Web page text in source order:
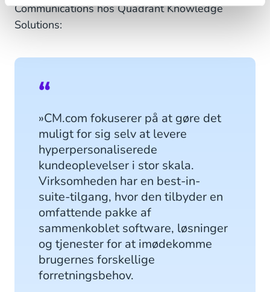
Communications hos Quadrant Knowledge
Solutions:
»CM.com fokuserer på at gøre det
muligt for sig selv at levere
hyperpersonaliserede
kundeoplevelser i stor skala.
Virksomheden har en best-in-
suite-tilgang, hvor den tilbyder en
omfattende pakke af
sammenkoblet software, løsninger
og tjenester for at imødekomme
brugernes forskellige
forretningsbehov.